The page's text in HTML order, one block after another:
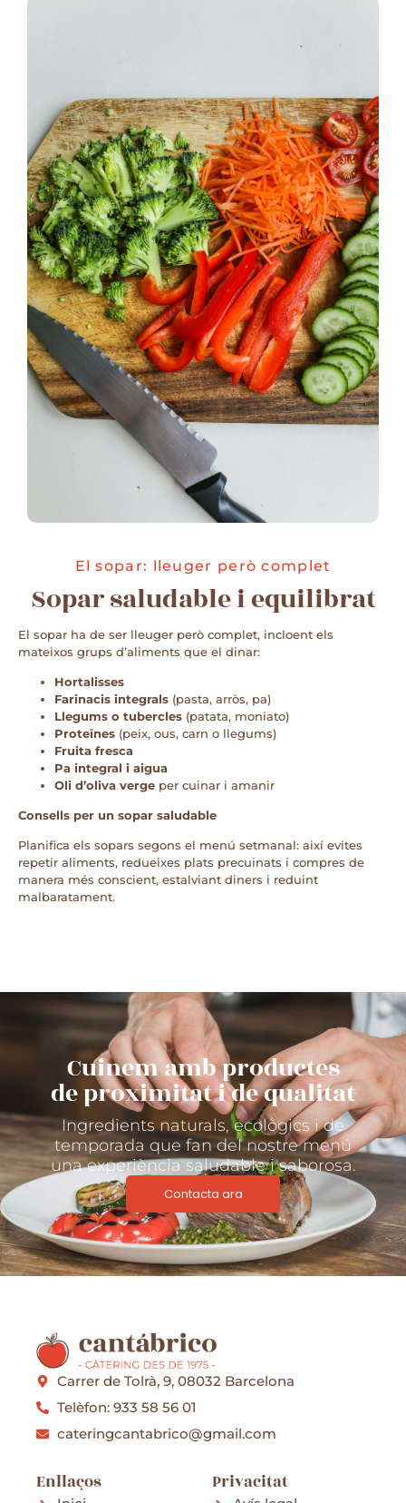
El sopar: lleuger però complet
Sopar saludable i equilibrat
El sopar ha de ser lleuger però complet, incloent els
mateixos grups d’aliments que el dinar:
Hortalisses
Farinacis integrals (pasta, arròs, pa)
Llegums o tubercles (patata, moniato)
Proteïnes (peix, ous, carn o llegums)
Fruita fresca
Pa integral i aigua
Oli d’oliva verge per cuinar i amanir
Consells per un sopar saludable
Planifica els sopars segons el menú setmanal: així evites
repetir aliments, redueixes plats precuinats i compres de
manera més conscient, estalviant diners i reduint
malbaratament.
Cuinem amb productes
de proximitat i de qualitat
Ingredients naturals, ecològics i de
temporada que fan del nostre menú
una experiència saludable i saborosa.
Contacta ara
Carrer de Tolrà, 9, 08032 Barcelona
Telèfon: 933 58 56 01
cateringcantabrico@gmail.com
Enllaços Privacitat